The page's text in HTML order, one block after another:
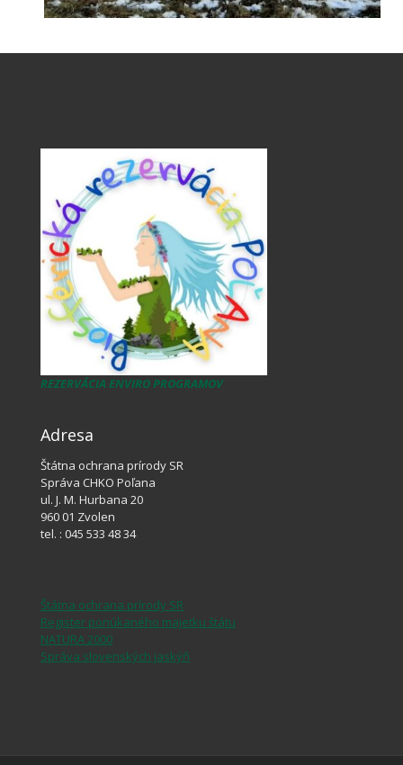
REZERVÁCIA ENVIRO PROGRAMOV
Adresa
Štátna ochrana prírody SR
Správa CHKO Poľana
ul. J. M. Hurbana 20
960 01 Zvolen
tel. : 045 533 48 34
Štátna ochrana prírody SR
Register ponúkaného majetku štátu
NATURA 2000
Správa slovenských jaskýň